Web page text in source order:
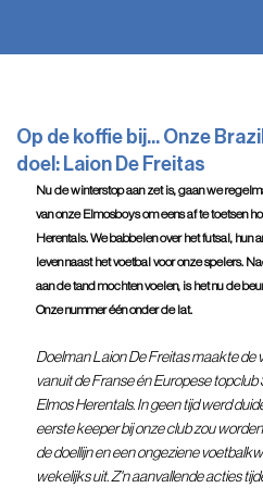
Op de koffie bij... Onze
doel: Laion De Freitas
Nu de winterstop aan zet is, gaan we
van onze Elmosboys om eens af te toetsen
Herentals. We babbelen over het futsal, hun
leven naast het voetbal voor onze spelers.
aan de tand mochten voelen, is het nu de
Onze nummer één onder de lat.
Doelman Laion De Freitas maakte de
vanuit de Franse én Europese
Elmos Herentals. In geen tijd werd
eerste keeper bij onze club zou
de doellijn en een ongeziene
wekelijks uit. Z'n aanvallende acties